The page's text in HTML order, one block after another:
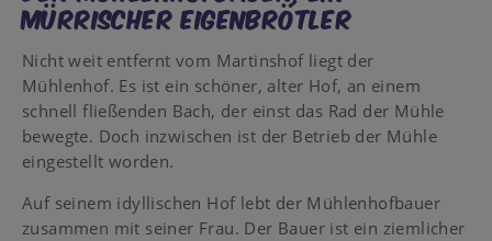
MÜRRISCHER EIGENBRÖTLER
Nicht weit entfernt vom Martinshof liegt der
Mühlenhof. Es ist ein schöner, alter Hof, an einem
schnell fließenden Bach, der einst das Rad der Mühle
bewegte. Doch inzwischen ist der Betrieb der Mühle
eingestellt worden.
Auf seinem idyllischen Hof lebt der Mühlenhofbauer
zusammen mit seiner Frau. Der Bauer ist ein ziemlicher